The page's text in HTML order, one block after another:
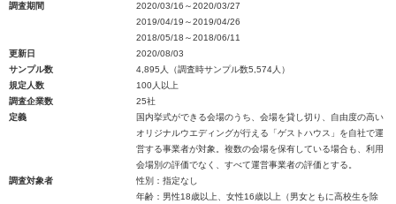
調査期間
2020/03/16～2020/03/27
2019/04/19～2019/04/26
2018/05/18～2018/06/11
更新日
2020/08/03
サンプル数
4,895人（調査時サンプル数5,574人）
規定人数
100人以上
調査企業数
25社
定義
国内挙式ができる会場のうち、会場を貸し切り、自由度の高い
オリジナルウエディングが行える「ゲストハウス」を自社で運
営する事業者が対象。複数の会場を保有している場合も、利用
会場別の評価でなく、すべて運営事業者の評価とする。
調査対象者
性別：指定なし
年齢：男性18歳以上、女性16歳以上（男女ともに高校生を除